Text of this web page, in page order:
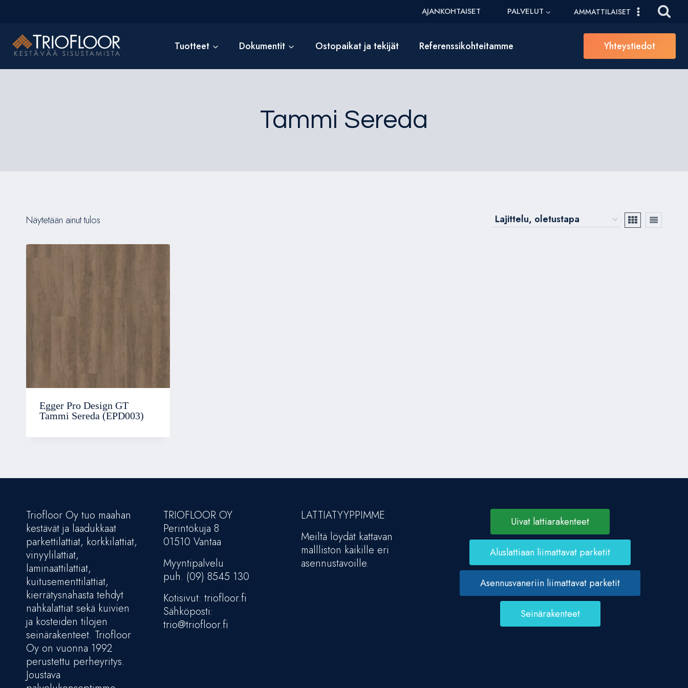
AJANKOHTAISET PALVELUT AMMATTILAISET
Tuotteet Dokumentit Ostopaikat ja tekijät Referenssikohteitamme Yhteystiedot
Tammi Sereda
Näytetään ainut tulos
Egger Pro Design GT
Tammi Sereda (EPD003)
Triofloor Oy tuo maahan
kestävät ja laadukkaat
parkettilattiat, korkkilattiat,
vinyylilattiat,
laminaattilattiat,
kuitusementtilattiat,
kierrätysnahasta tehdyt
nahkalattiat sekä kuivien
ja kosteiden tilojen
seinärakenteet. Triofloor
Oy on vuonna 1992
perustettu perheyritys.
Joustava
TRIOFLOOR OY
Perintökuja 8
01510 Vantaa
Myyntipalvelu
puh. (09) 8545 130
Kotisivut: triofloor.fi
Sähköposti:
trio@triofloor.fi
LATTIATYYPPIMME
Meiltä löydät kattavan
mallliston kaikille eri
asennustavoille.
Uivat lattiarakenteet
Aluslattiaan liimattavat parketit
Asennusvaneriin liimattavat parketit
Seinärakenteet